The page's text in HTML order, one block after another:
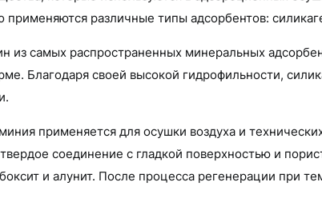
применяются различные типы адсорбентов:
из самых распространенных минеральных
Благодаря своей высокой гидрофильности,
применяется для осушки воздуха и
соединение с гладкой поверхностью и
боксит и алунит. После процесса регенерации при